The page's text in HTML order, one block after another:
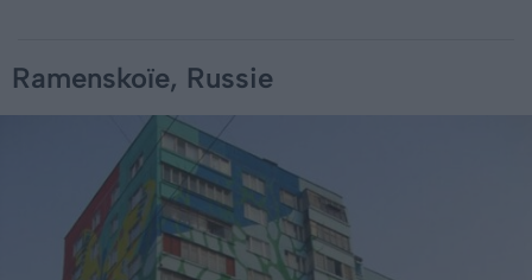
Ramenskoïe, Russie